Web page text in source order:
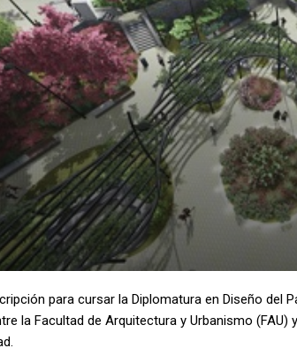
para cursar la Diplomatura en Diseño del
la Facultad de Arquitectura y Urbanismo